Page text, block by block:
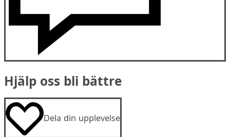
Hjälp oss bli bättre
Dela din upplevelse